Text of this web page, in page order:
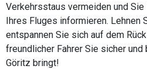
Verkehrsstaus vermeiden und
Ihres Fluges informieren. Lehnen
entspannen Sie sich auf dem
freundlicher Fahrer Sie sicher
Göritz bringt!